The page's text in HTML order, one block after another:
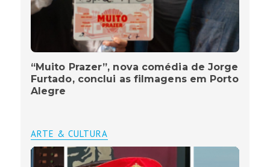
“Muito Prazer”, nova comédia de Jorge
Furtado, conclui as filmagens em Porto
Alegre
ARTE & CULTURA